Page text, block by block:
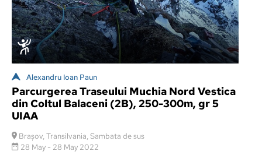
Alexandru Ioan Paun
Parcurgerea Traseului Muchia Nord Vestica
din Coltul Balaceni (2B), 250-300m, gr 5
UIAA
Brașov, Transilvania, Sambata de sus
28 May - 28 May 2022